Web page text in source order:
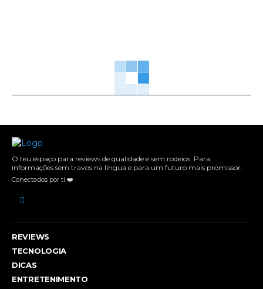
O teu espaço para reviews de qualidade e sem rodeios. Para
informações sem travos na língua e para um futuro mais promissor.
Conectados por ti ❤️
REVIEWS
TECNOLOGIA
DICAS
ENTRETENIMENTO